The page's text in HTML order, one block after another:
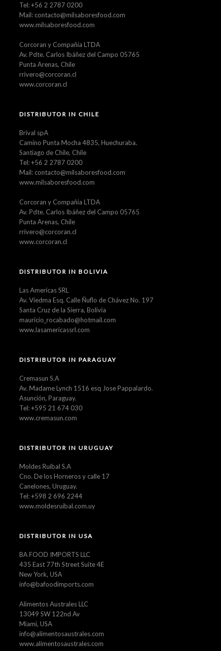
Tel: +56 2 2787 0200
Mail: contacto@milsaboresfood.com
www.milsaboresfood.com
Corcoran y Compañía LTDA
Av. Pdte. Carlos Ibáñez del Campo 05765
Punta Arenas, Chile
rrivero@corcoran.cl
www.corcoran.cl
DISTRIBUTOR IN CHILE
Brival spA
Camino Punta Mocha 4835, Huechuraba.
Santiago de Chile, Chile
Tel: +56 2 2787 0200
Mail: contacto@milsaboresfood.com
www.milsaboresfood.com
Corcoran y Compañía LTDA
Av. Pdte. Carlos Ibáñez del Campo 05765
Punta Arenas, Chile
rrivero@corcoran.cl
www.corcoran.cl
DISTRIBUTOR IN BOLIVIA
Las Americas SRL
Av. Viedma Esq. Calle Ñuflo de Chávez No. 197
Santa Cruz de la Sierra, Bolivia
mauricio_rocabado@hotmail.com
www.lasamericassrl.com
DISTRIBUTOR IN PARAGUAY
Cremasun S.A
Av. Madame Lynch 1516 esq Jose Pappalardo.
Asunción, Paraguay.
Tel: +595 21 674 030
www.cremasun.com
DISTRIBUTOR IN URUGUAY
Moldes Ruibal S.A
Cno. De los Horneros y calle 17
Canelones, Uruguay.
Tel: +598 2 696 2244
www.moldesruibal.com.uy
DISTRIBUTOR IN USA
BA FOOD IMPORTS LLC
435 East 77th Street Suite 4E
New York, USA
info@bafoodimports.com
Alimentos Australes LLC
13049 SW 122nd Av
Miami, USA
info@alimentosaustrales.com
www.alimentosaustrales.com